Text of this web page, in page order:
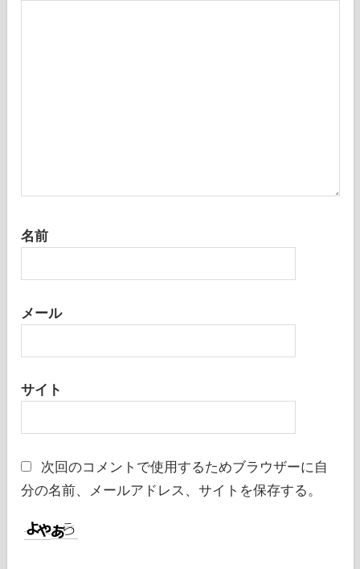
名前
メール
サイト
次回のコメントで使用するためブラウザーに自
分の名前、メールアドレス、サイトを保存する。